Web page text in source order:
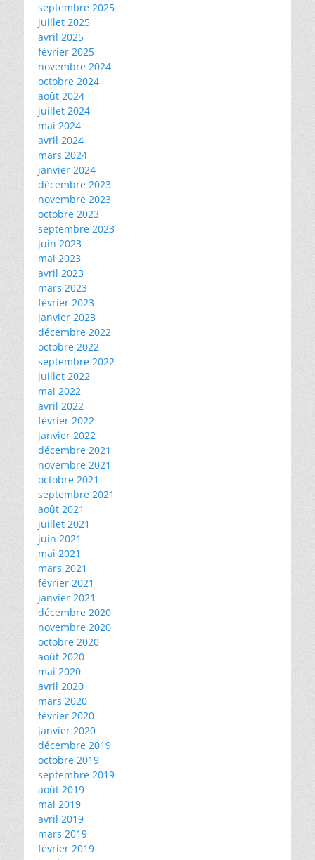
septembre 2025
juillet 2025
avril 2025
février 2025
novembre 2024
octobre 2024
août 2024
juillet 2024
mai 2024
avril 2024
mars 2024
janvier 2024
décembre 2023
novembre 2023
octobre 2023
septembre 2023
juin 2023
mai 2023
avril 2023
mars 2023
février 2023
janvier 2023
décembre 2022
octobre 2022
septembre 2022
juillet 2022
mai 2022
avril 2022
février 2022
janvier 2022
décembre 2021
novembre 2021
octobre 2021
septembre 2021
août 2021
juillet 2021
juin 2021
mai 2021
mars 2021
février 2021
janvier 2021
décembre 2020
novembre 2020
octobre 2020
août 2020
mai 2020
avril 2020
mars 2020
février 2020
janvier 2020
décembre 2019
octobre 2019
septembre 2019
août 2019
mai 2019
avril 2019
mars 2019
février 2019